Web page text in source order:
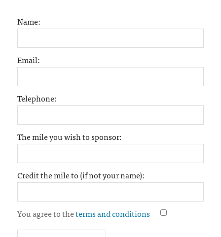
Name:
Email:
Telephone:
The mile you wish to sponsor:
Credit the mile to (if not your name):
You agree to theterms and conditions